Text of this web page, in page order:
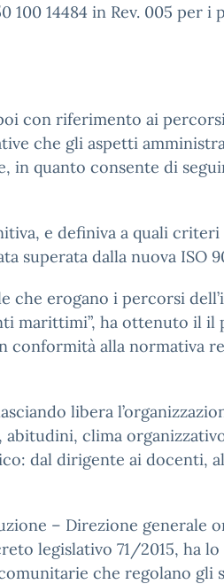
14484 in Rev. 005 per i
con riferimento ai
che gli aspetti
in quanto consente di
e definiva a quali criteri
dalla nuova ISO
che erogano i percorsi
marittimi”, ha ottenuto il il
conformità alla normativa
libera
clima
dal dirigente ai docenti,
– Direzione generale
legislativo 71/2015, ha
che regolano gli